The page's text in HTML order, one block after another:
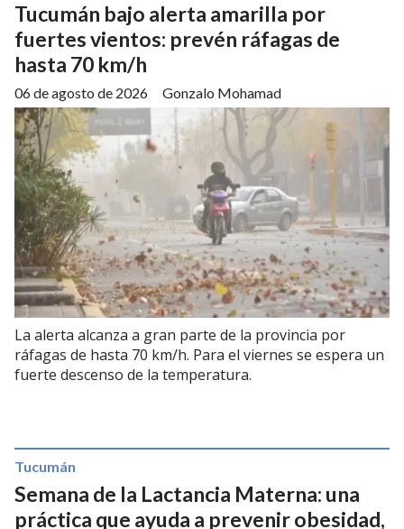
Tucumán bajo alerta amarilla por
fuertes vientos: prevén ráfagas de
hasta 70 km/h
Gonzalo Mohamad
06 de agosto de 2026
La alerta alcanza a gran parte de la provincia por
ráfagas de hasta 70 km/h. Para el viernes se espera un
fuerte descenso de la temperatura.
Semana de la Lactancia Materna: una
práctica que ayuda a prevenir obesidad,
Tucumán